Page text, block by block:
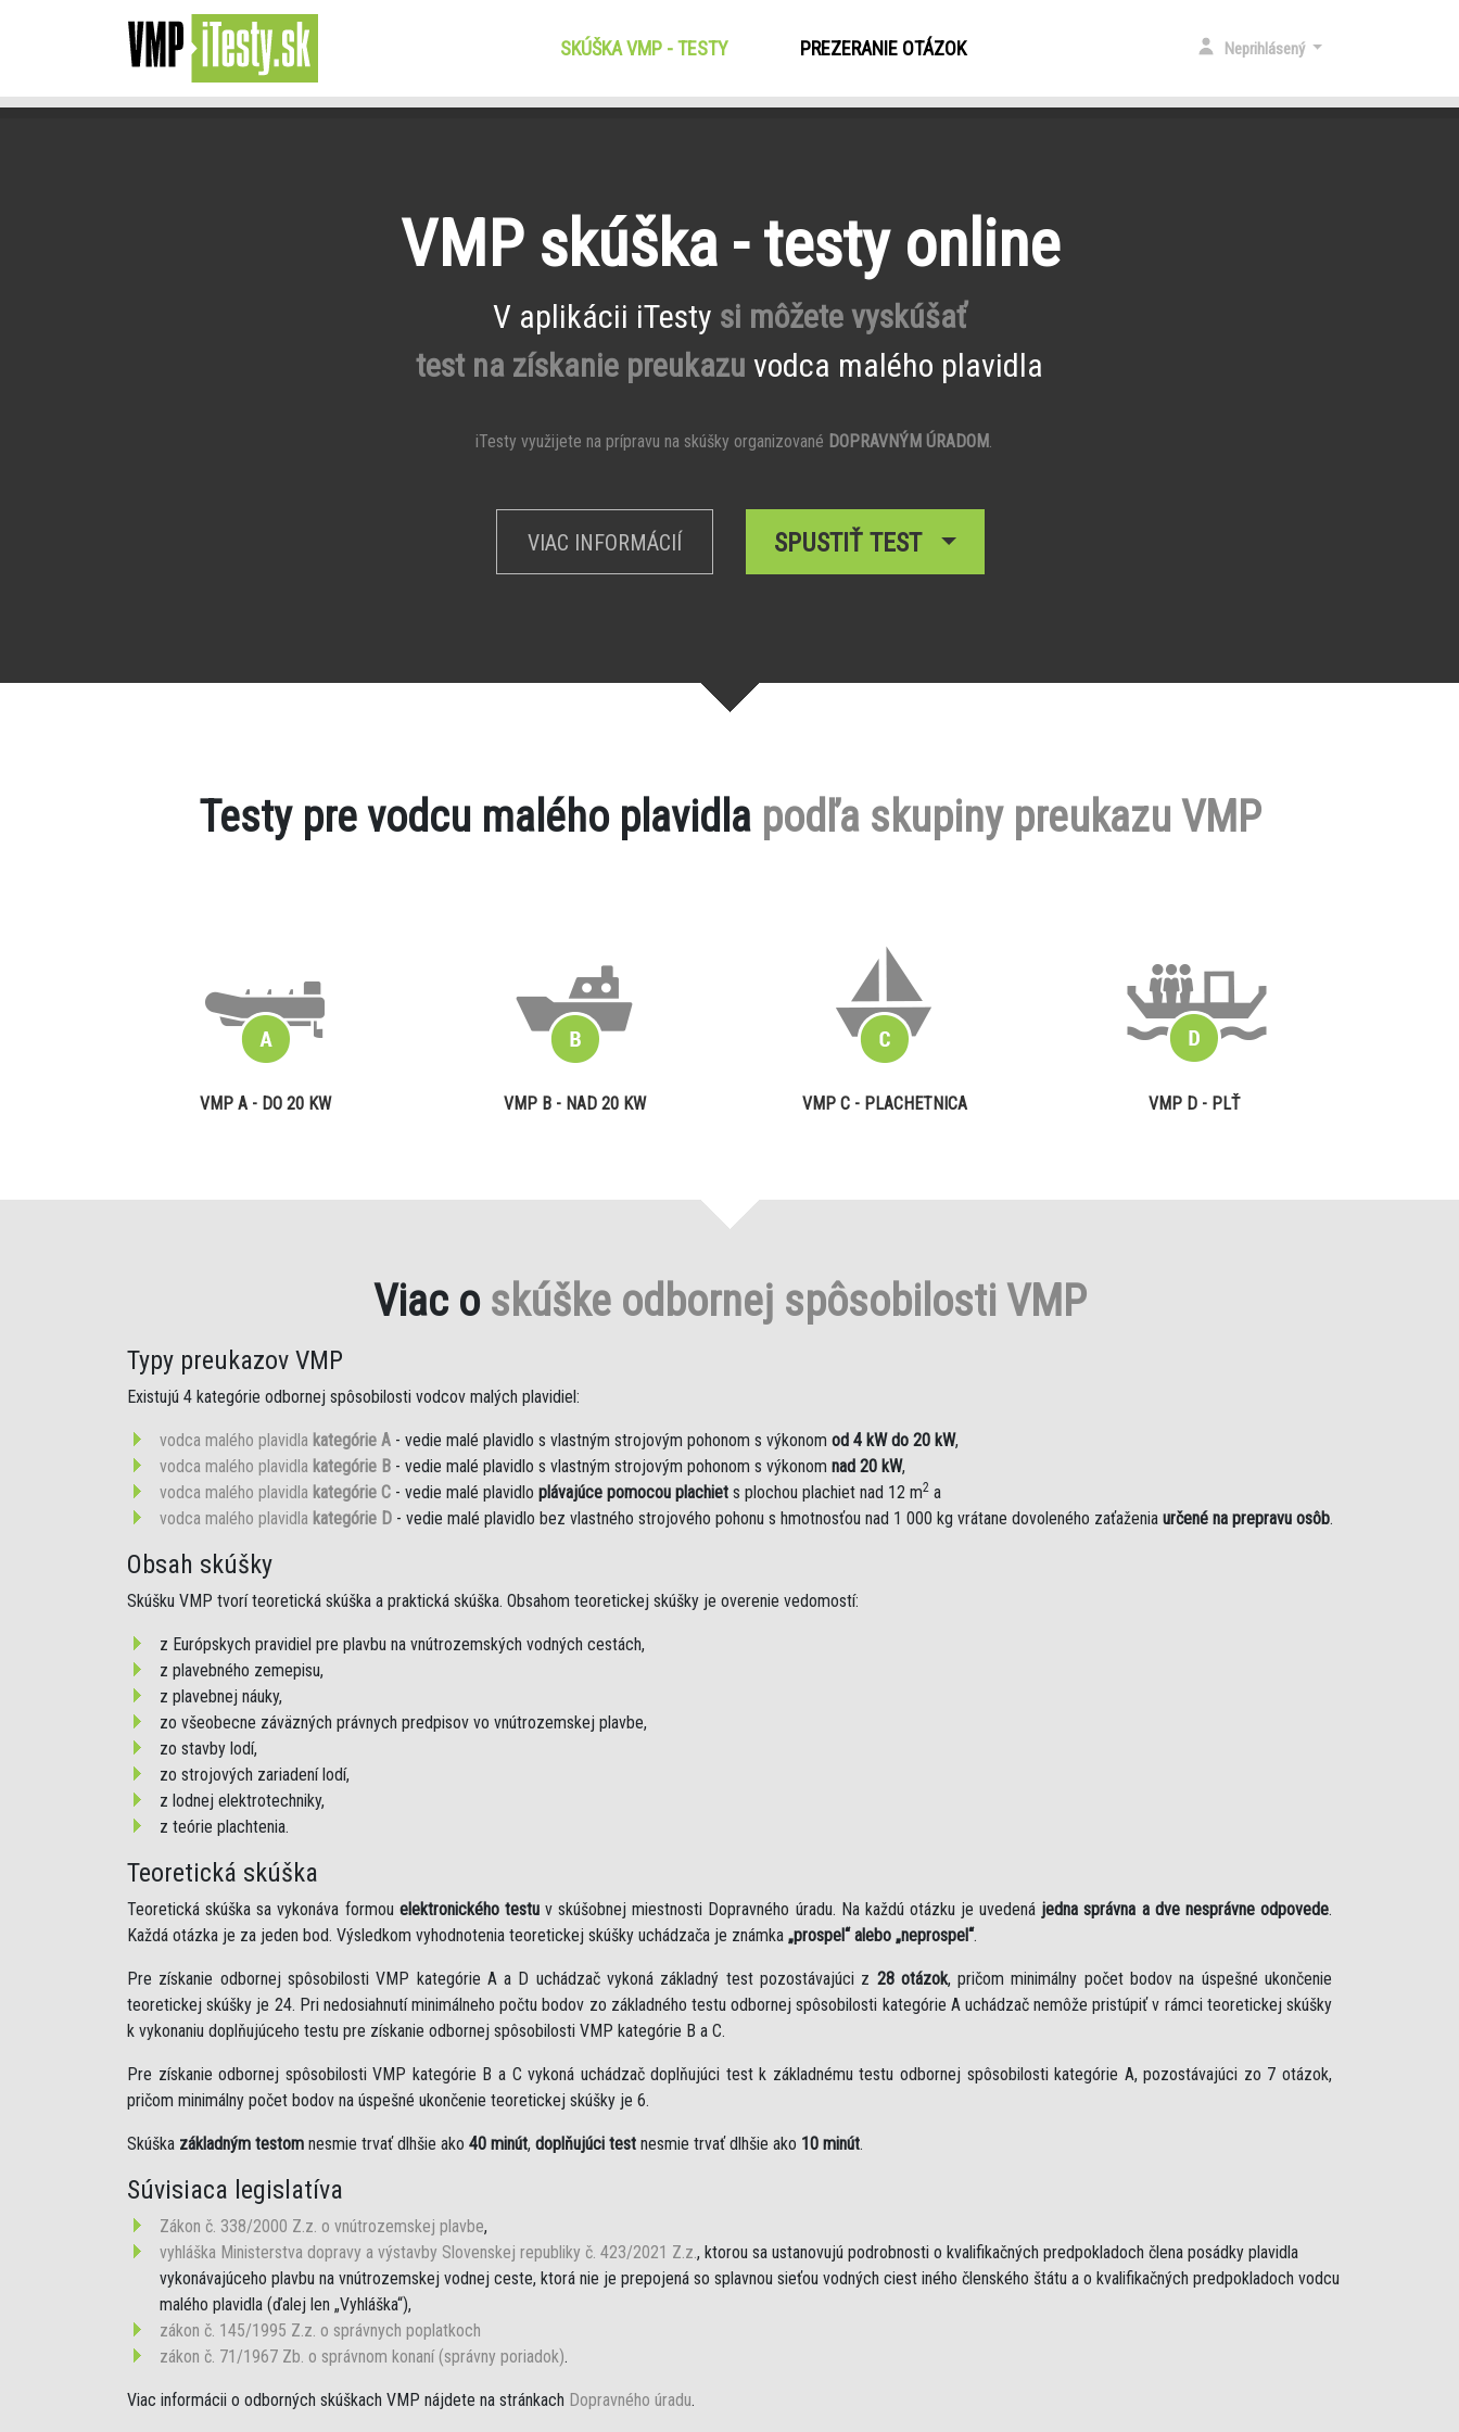
SKÚŠKA VMP - TESTY(CURRENT)PREZERANIE OTÁZOK Neprihlásený
VMP skúška - testy online
V aplikácii iTesty si môžete vyskúšať
test na získanie preukazu vodca malého plavidla
iTesty využijete na prípravu na skúšky organizované DOPRAVNÝM ÚRADOM.
VIAC INFORMÁCIÍ SPUSTIŤ TEST
Testy pre vodcu malého plavidla podľa skupiny preukazu VMP
VMP A - DO 20 KW VMP B - NAD 20 KW VMP C - PLACHETNICA VMP D - PLŤ
Viac o skúške odbornej spôsobilosti VMP
Typy preukazov VMP
Existujú 4 kategórie odbornej spôsobilosti vodcov malých plavidiel:
vodca malého plavidla kategórie A - vedie malé plavidlo s vlastným strojovým pohonom s výkonom od 4 kW do 20 kW,
vodca malého plavidla kategórie B - vedie malé plavidlo s vlastným strojovým pohonom s výkonom nad 20 kW,
vodca malého plavidla kategórie C - vedie malé plavidlo plávajúce pomocou plachiet s plochou plachiet nad 12 m2 a
vodca malého plavidla kategórie D - vedie malé plavidlo bez vlastného strojového pohonu s hmotnosťou nad 1 000 kg vrátane dovoleného zaťaženia určené na prepravu osôb.
Obsah skúšky
Skúšku VMP tvorí teoretická skúška a praktická skúška. Obsahom teoretickej skúšky je overenie vedomostí:
z Európskych pravidiel pre plavbu na vnútrozemských vodných cestách,
z plavebného zemepisu,
z plavebnej náuky,
zo všeobecne záväzných právnych predpisov vo vnútrozemskej plavbe,
zo stavby lodí,
zo strojových zariadení lodí,
z lodnej elektrotechniky,
z teórie plachtenia.
Teoretická skúška
Teoretická skúška sa vykonáva formou elektronického testuv skúšobnej miestnosti Dopravného úradu. Na každú otázku je uvedená jedna správna a dve nesprávne odpovede.
Každá otázka je za jeden bod. Výsledkom vyhodnotenia teoretickej skúšky uchádzača je známka „prospel“ alebo „neprospel“.
Pre získanie odbornej spôsobilosti VMP kategórie A a D uchádzač vykoná základný test pozostávajúci z 28 otázok, pričom minimálny počet bodov na úspešné ukončenie
teoretickej skúšky je 24. Pri nedosiahnutí minimálneho počtu bodov zo základného testu odbornej spôsobilosti kategórie A uchádzač nemôže pristúpiť v rámci teoretickej skúšky
k vykonaniu doplňujúceho testu pre získanie odbornej spôsobilosti VMP kategórie B a C.
Pre získanie odbornej spôsobilosti VMP kategórie B a C vykoná uchádzač doplňujúci test k základnému testu odbornej spôsobilosti kategórie A, pozostávajúci zo 7 otázok,
pričom minimálny počet bodov na úspešné ukončenie teoretickej skúšky je 6.
Skúška základným testom nesmie trvať dlhšie ako 40 minút, doplňujúci test nesmie trvať dlhšie ako 10 minút.
Súvisiaca legislatíva
Zákon č. 338/2000 Z.z. o vnútrozemskej plavbe,
vyhláška Ministerstva dopravy a výstavby Slovenskej republiky č. 423/2021 Z.z., ktorou sa ustanovujú podrobnosti o kvalifikačných predpokladoch člena posádky plavidla
vykonávajúceho plavbu na vnútrozemskej vodnej ceste, ktorá nie je prepojená so splavnou sieťou vodných ciest iného členského štátu a o kvalifikačných predpokladoch vodcu
malého plavidla (ďalej len „Vyhláška“),
zákon č. 145/1995 Z.z. o správnych poplatkoch
zákon č. 71/1967 Zb. o správnom konaní (správny poriadok).
Viac informácii o odborných skúškach VMP nájdete na stránkach Dopravného úradu.